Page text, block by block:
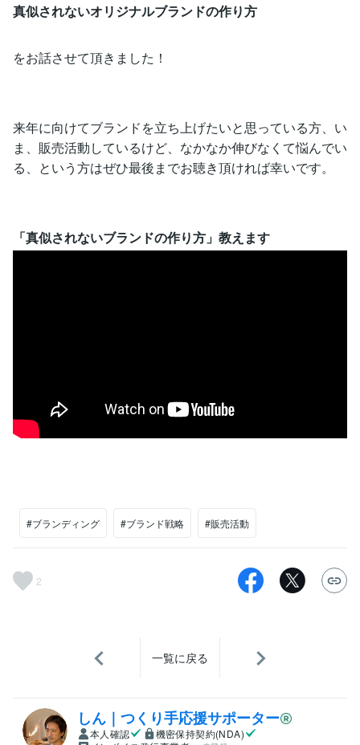
真似されないオリジナルブランドの作り方
をお話させて頂きました！
来年に向けてブランドを立ち上げたいと思っている方、い
ま、販売活動しているけど、なかなか伸びなくて悩んでい
る、という方はぜひ最後までお聴き頂ければ幸いです。
「真似されないブランドの作り方」教えます
#ブランディング #ブランド戦略 #販売活動
2
一覧に戻る
しん｜つくり手応援サポーター
本人確認
機密保持契約(NDA)